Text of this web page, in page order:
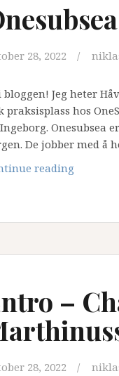
28, 2022
bloggen! Jeg heter
praksisplass hos
Onesubsea
De jobber med
reading
–
28, 2022